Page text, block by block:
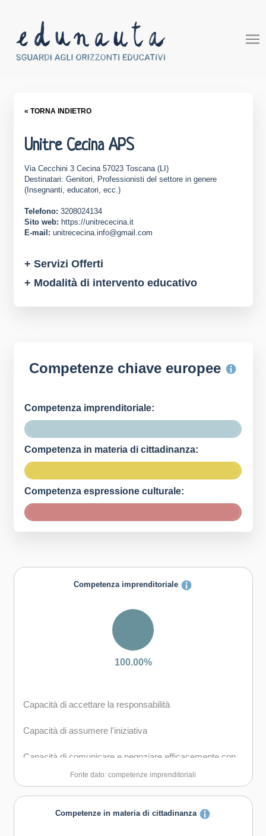
« TORNA INDIETRO
Unitre Cecina APS
Via Cecchini 3 Cecina 57023 Toscana (LI)
Destinatari: Genitori, Professionisti del settore in genere
(Insegnanti, educatori, ecc.)
Telefono: 3208024134
Sito web: https://unitrececina.it
E-mail: unitrececina.info@gmail.com
+ Servizi Offerti
+ Modalità di intervento educativo
Competenze chiave europee
Competenza imprenditoriale:
Competenza in materia di cittadinanza:
Competenza espressione culturale:
Competenza imprenditoriale
100.00%
Capacità di accettare la responsabilità
Capacità di assumere l'iniziativa
Capacità di comunicare e negoziare efficacemente con
Capacità di coraggio e perseveranza nel raggiungimento
degli obiettivi
Fonte dato: competenze imprenditoriali
Competenze in materia di cittadinanza